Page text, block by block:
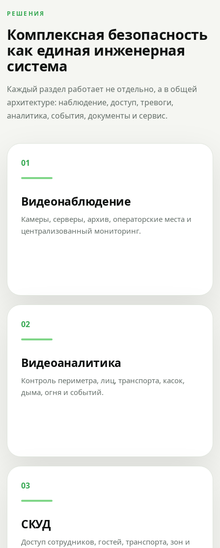
РЕШЕНИЯ
Комплексная безопасность
как единая инженерная
система
Каждый раздел работает не отдельно, а в общей
архитектуре: наблюдение, доступ, тревоги,
аналитика, события, документы и сервис.
01
Видеонаблюдение
Камеры, серверы, архив, операторские места и
централизованный мониторинг.
02
Видеоаналитика
Контроль периметра, лиц, транспорта, касок,
дыма, огня и событий.
03
СКУД
Доступ сотрудников, гостей, транспорта, зон и